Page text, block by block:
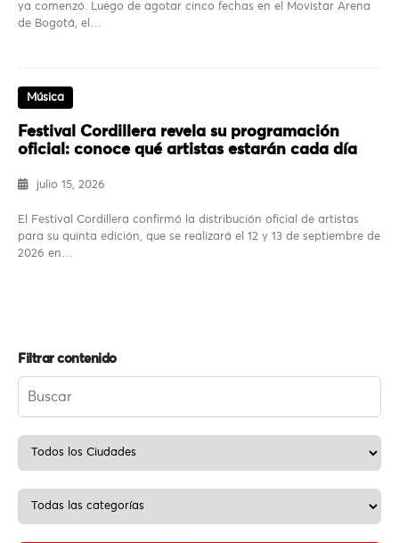
ya comenzó. Luego de agotar cinco fechas en el Movistar Arena
de Bogotá, el…
Música
Festival Cordillera revela su programación
oficial: conoce qué artistas estarán cada día
julio 15, 2026
El Festival Cordillera confirmó la distribución oficial de artistas
para su quinta edición, que se realizará el 12 y 13 de septiembre de
2026 en…
Filtrar contenido